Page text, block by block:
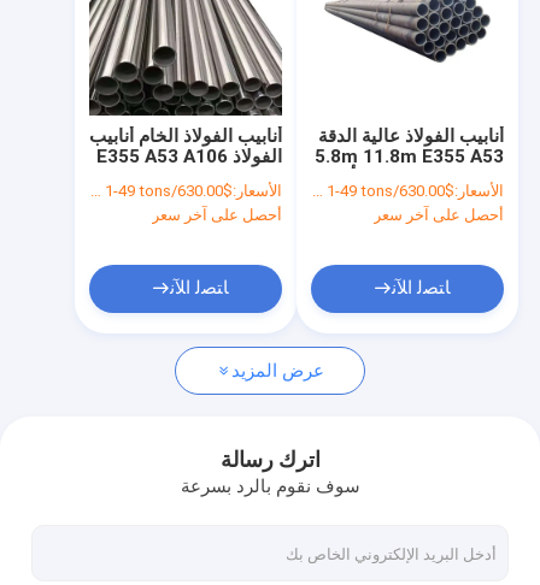
حول بنا
جولة في المعمل
أخبار
طلب اقتباس
ورقة لفائف مجلفنة
لوحة لفائف المدرفلة على الساخن
صفائح لفائف الصلب المدرفلة على البارد
أنابيب الفولاذ الخام أنابيب
الفولاذ E355 A53 A106
A333 A335 مطاط بارد
الأسعار:$630.00/tons 1-49 tons
أحصل على آخر سعر
ﺎﺘﺼﻟ ﺍﻶﻧ
أنابيب الفولاذ عالية الدقة
5.8m 11.8m E355 A53
الفولاذ
الأسعار:$630.00/tons 1-49 tons
أحصل على آخر سعر
ﺎﺘﺼﻟ ﺍﻶﻧ
عرض المزيد
اترك رسالة
سوف نقوم بالرد بسرعة